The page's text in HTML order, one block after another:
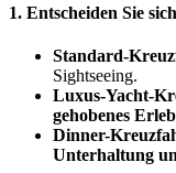
1. Entscheiden Sie
Standard-
Sightseeing.
Luxus-Yacht-
gehobenes
Dinner-
Unterhaltung